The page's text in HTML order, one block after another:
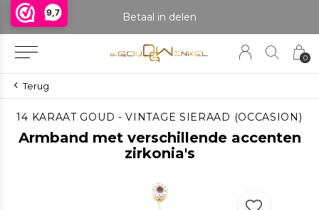
9,7
0
Betaal in delen
Terug
14 KARAAT GOUD - VINTAGE SIERAAD (OCCASION)
Armband met verschillende accenten
zirkonia's